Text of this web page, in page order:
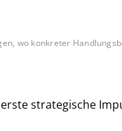
wo konkreter
strategische